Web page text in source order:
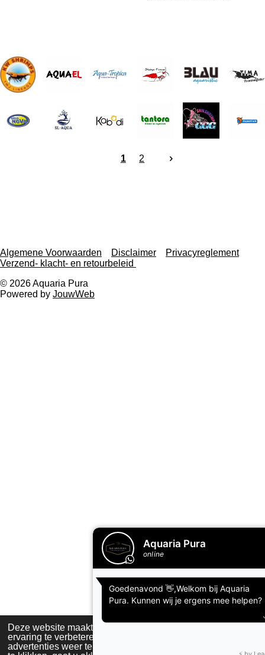
Deze website maakt gebruik van cookies om uw
ervaring te verbeteren en op maat gemaakte
advertenties weer te geven. Door op ‘Accepteren’
1 2
Algemene Voorwaarden Disclaimer
Privacyreglement
Verzend- klacht- en retourbeleid
© 2026 Aquaria Pura
Powered by JouwWeb